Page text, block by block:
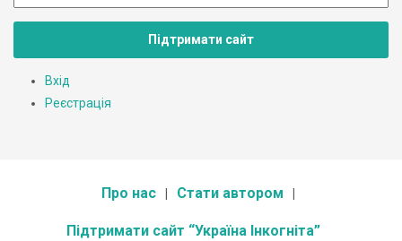
Підтримати сайт
Вхід
Реєстрація
Про нас Стати автором
Підтримати сайт “Україна Інкогніта”